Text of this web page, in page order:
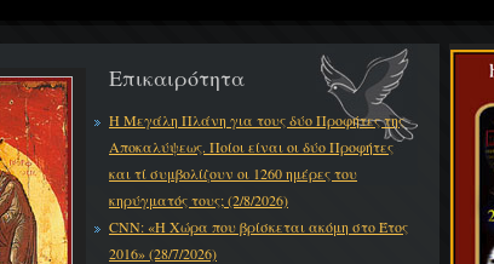
Επικαιρότητα
Η Μεγάλη Πλάνη για τους δύο Προφήτες της
Αποκαλύψεως. Ποίοι είναι οι δύο Προφήτες
και τί συμβολίζουν οι 1260 ημέρες του
κηρύγματός τους; (2/8/2026)
CNN: «Η Χώρα που βρίσκεται ακόμη στο Έτος
2016» (28/7/2026)